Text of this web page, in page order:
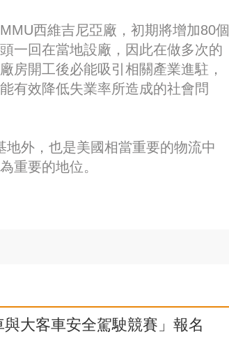
西維吉尼亞廠，初期將增加80個
一回在當地設廠，因此在做多次的
房開工後必能吸引相關產業進駐，
有效降低失業率所造成的社會問
外，也是美國相當重要的物流中
重要的地位。
大客車安全駕駛競賽」報名